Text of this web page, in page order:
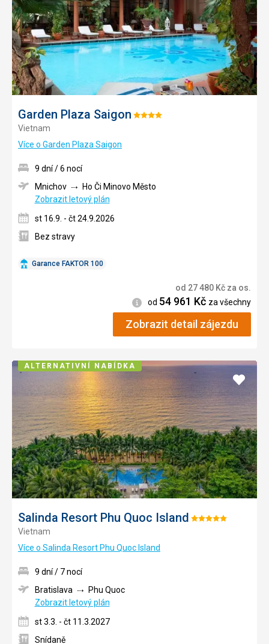
Garden Plaza Saigon Hodnocení:
Vietnam
Více o Garden Plaza Saigon
Garance FAKTOR 100
9 dní / 6 nocí
Mnichov
Ho Či Minovo Město
Zobrazit letový plán
st 16.9. - čt 24.9.2026
Bez stravy
od 27 480 Kč za os.
Informace
od 54 961 Kč za všechny
Zobrazit detail zájezdu
Salinda Resort Phu Quoc Island Hodnocení:
Vietnam
Více o Salinda Resort Phu Quoc Island
Přidat
9 dní / 7 nocí
Bratislava
Phu Quoc
Zobrazit letový plán
st 3.3. - čt 11.3.2027
Snídaně
ALTERNATIVNÍ NABÍDKA